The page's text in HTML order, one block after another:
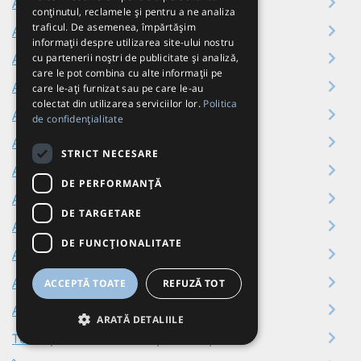
Aeroport Otopeni - Brașov
Aeroport Otopeni - Craiova
Aeroport Otopeni - Râmnicu Vâlcea
Aeroport Otopeni - Galați
Aeroport Otopeni - Tulcea
Aeroport Otopeni - Brăila
Aeroport Otopeni - Pitești
Aeroport Otopeni - Iași
Aeroport Otopeni - Târgu Jiu
Aeroport Otopeni - Bacău
Aeroport Otopeni - Slatina
Toate plecările din Aeroport Otopeni
conținutul, reclamele și pentru a ne analiza
traficul. De asemenea, împărtășim
informații despre utilizarea site-ului nostru
cu partenerii noștri de publicitate și analiză,
care le pot combina cu alte informații pe
care le-ați furnizat sau pe care le-au
colectat din utilizarea serviciilor lor. Politica
de confidențialitate
STRICT NECESARE
DE PERFORMANȚĂ
DE TARGETARE
DE FUNCŢIONALITATE
ACCEPTĂ TOATE REFUZĂ TOT
ARATĂ DETALIILE